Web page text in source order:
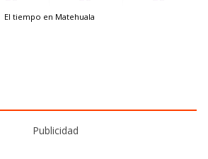
El tiempo en Matehuala